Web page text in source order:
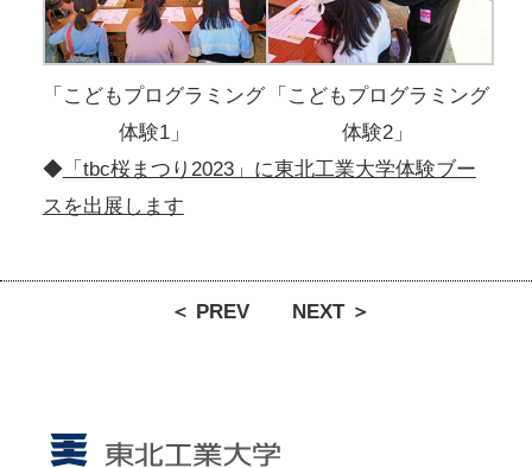
「こどもプログラミング
体験1」
「こどもプログラミング
体験2」
◆「tbc桜まつり2023」に東北工業大学体験ブー
スを出展します
＜ PREV NEXT ＞